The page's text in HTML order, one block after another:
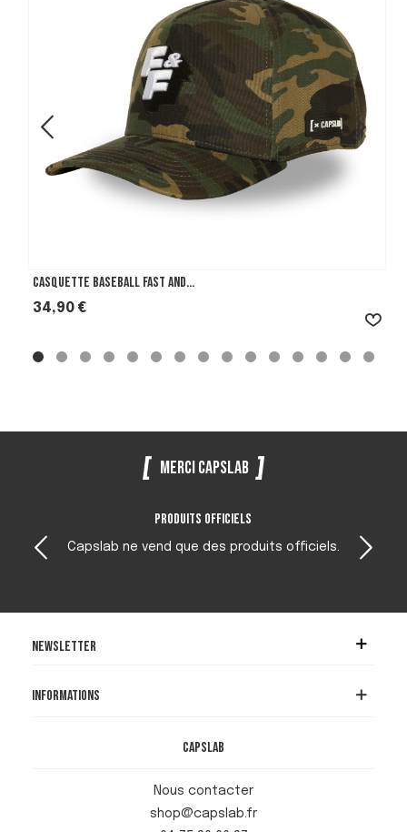
Casquette Baseball Fast And...
Prix
34,90 €
Merci Capslab
Produits officiels
Capslab ne vend que des produits officiels.
Newsletter
Informations
Capslab
Nous contacter
shop@capslab.fr